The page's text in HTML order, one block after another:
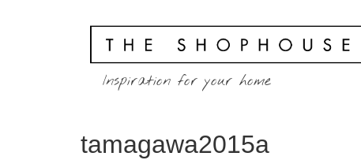
Inspiration for your home
tamagawa2015a